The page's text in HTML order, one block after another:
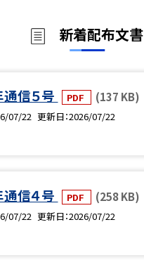
新着配布文書
通信５号 PDF (137 KB)
07/22 更新日 2026/07/22
通信４号 PDF (258 KB)
07/22 更新日 2026/07/22